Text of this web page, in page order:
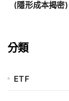
(隱形成本揭密)
分類
ETF